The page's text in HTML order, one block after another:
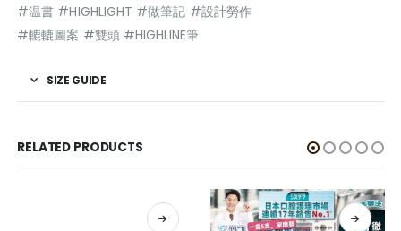
#温書 #HIGHLIGHT #做筆記 #設計勞作
#轆轆圖案 #雙頭 #HIGHLINE筆
SIZE GUIDE
RELATED PRODUCTS